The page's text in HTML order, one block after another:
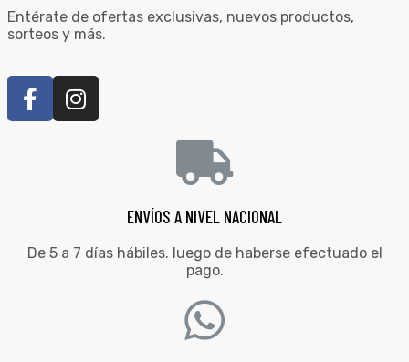
Entérate de ofertas exclusivas, nuevos productos,
sorteos y más.
ENVÍOS A NIVEL NACIONAL
De 5 a 7 días hábiles. luego de haberse efectuado el
pago.